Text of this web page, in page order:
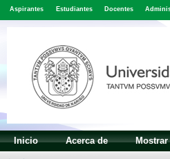
Aspirantes Estudiantes Docentes
Inicio Acerca de